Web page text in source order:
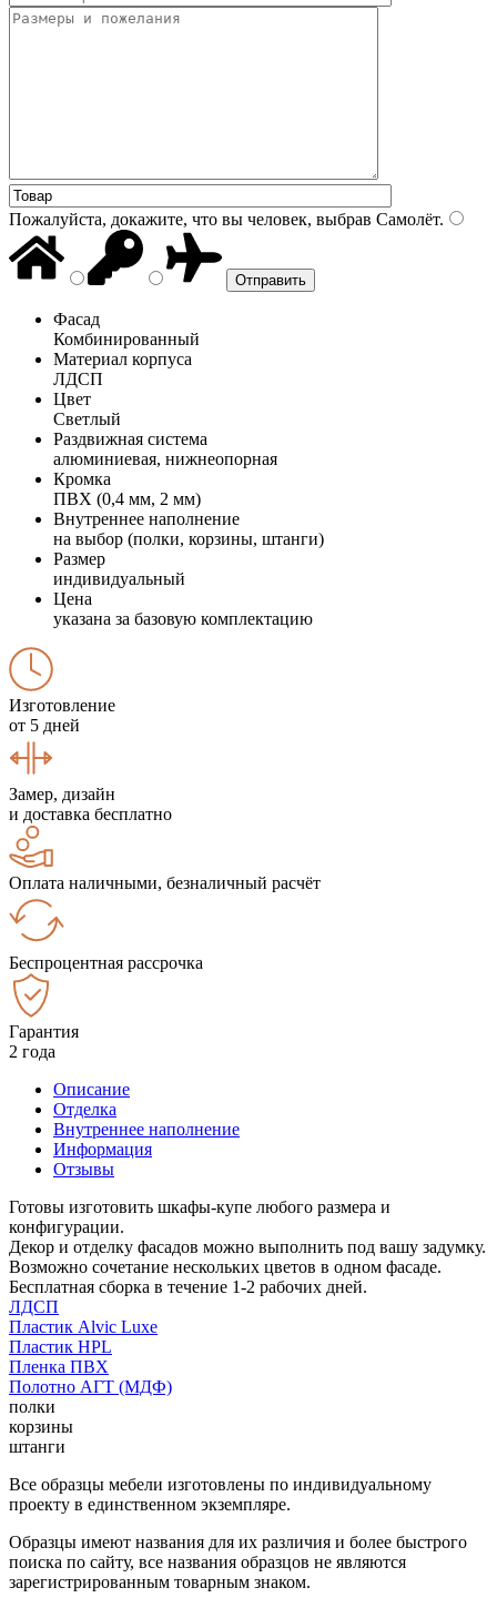
Пожалуйста, докажите, что вы человек, выбрав Самолёт.
Фасад
Комбинированный
Материал корпуса
ЛДСП
Цвет
Светлый
Раздвижная система
алюминиевая, нижнеопорная
Кромка
ПВХ (0,4 мм, 2 мм)
Внутреннее наполнение
на выбор (полки, корзины, штанги)
Размер
индивидуальный
Цена
указана за базовую комплектацию
Изготовление
от 5 дней
Замер, дизайн
и доставка бесплатно
Оплата наличными, безналичный расчёт
Беспроцентная рассрочка
Гарантия
2 года
Описание
Отделка
Внутреннее наполнение
Информация
Отзывы
Готовы изготовить шкафы-купе любого размера и
конфигурации.
Декор и отделку фасадов можно выполнить под вашу задумку.
Возможно сочетание нескольких цветов в одном фасаде.
Бесплатная сборка в течение 1-2 рабочих дней.
ЛДСП
Пластик Alvic Luxe
Пластик HPL
Пленка ПВХ
Полотно АГТ (МДФ)
полки
корзины
штанги
Все образцы мебели изготовлены по индивидуальному
проекту в единственном экземпляре.
Образцы имеют названия для их различия и более быстрого
поиска по сайту, все названия образцов не являются
зарегистрированным товарным знаком.